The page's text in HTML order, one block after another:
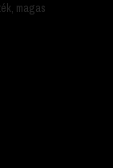
magas